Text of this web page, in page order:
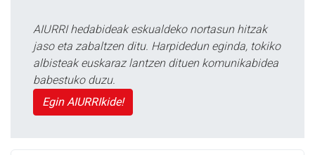
AIURRI hedabideak eskualdeko nortasun hitzak
jaso eta zabaltzen ditu. Harpidedun eginda, tokiko
albisteak euskaraz lantzen dituen komunikabidea
babestuko duzu.
Egin AIURRIkide!